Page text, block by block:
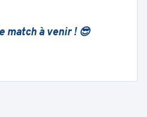
match à venir ! 😎